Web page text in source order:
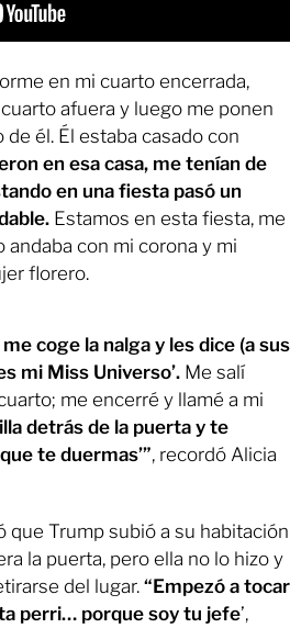
en mi cuarto encerrada,
afuera y luego me ponen
él. Él estaba casado con
en esa casa, me tenían de
en una fiesta pasó un
Estamos en esta fiesta, me
andaba con mi corona y mi
florero.
coge la nalga y les dice (a sus
mi Miss Universo’. Me salí
me encerré y llamé a mi
detrás de la puerta y te
te duermas’”, recordó Alicia
que Trump subió a su habitación
la puerta, pero ella no lo hizo y
del lugar. “Empezó a tocar
perri… porque soy tu jefe’,